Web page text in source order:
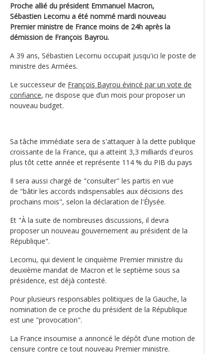
Proche allié du président Emmanuel Macron,
Sébastien Lecornu a été nommé mardi nouveau
Premier ministre de France moins de 24h après la
démission de François Bayrou.
A 39 ans, Sébastien Lecornu occupait jusqu'ici le poste de
ministre des Armées.
Le successeur de François Bayrou évincé par un vote de
confiance, ne dispose que d’un mois pour proposer un
nouveau budget.
Sa tâche immédiate sera de s'attaquer à la dette publique
croissante de la France, qui a atteint 3,3 milliards d'euros
plus tôt cette année et représente 114 % du PIB du pays
Il sera aussi chargé de "consulter" les partis en vue
de "bâtir les accords indispensables aux décisions des
prochains mois", selon la déclaration de l'Élysée.
Et "À la suite de nombreuses discussions, il devra
proposer un nouveau gouvernement au président de la
République".
Lecornu, qui devient le cinquième Premier ministre du
deuxième mandat de Macron et le septième sous sa
présidence, est déjà contesté.
Pour plusieurs responsables politiques de la Gauche, la
nomination de ce proche du président de la République
est une "provocation".
La France insoumise a annoncé le dépôt d’une motion de
censure contre ce tout nouveau Premier ministre.